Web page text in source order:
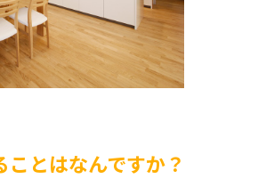
とはなんですか？